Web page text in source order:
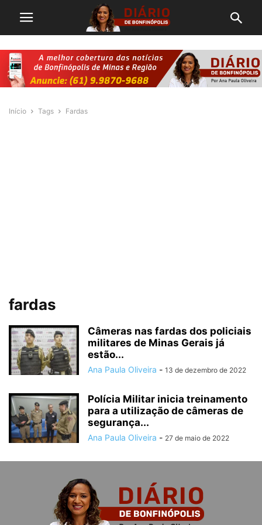
Início Tags Fardas
fardas
Câmeras nas fardas dos policiais
militares de Minas Gerais já
estão...
Ana Paula Oliveira - 13 de dezembro de 2022
Polícia Militar inicia treinamento
para a utilização de câmeras de
segurança...
Ana Paula Oliveira - 27 de maio de 2022